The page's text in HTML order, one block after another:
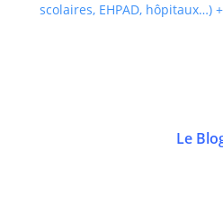
scolaires, EHPAD, hôpitaux…)
Le